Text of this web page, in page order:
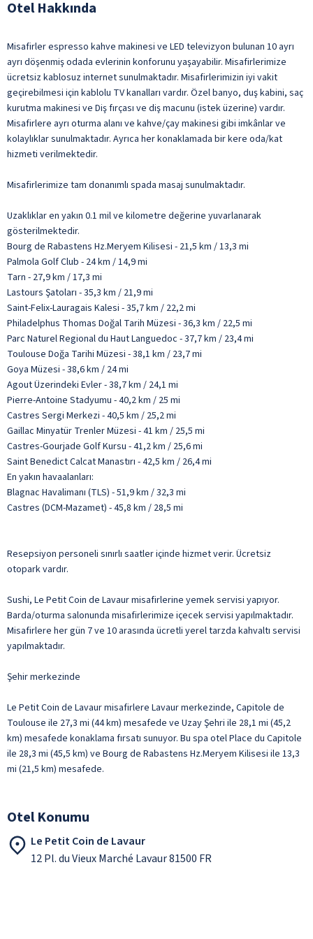
Otel Hakkında
Misafirler espresso kahve makinesi ve LED televizyon bulunan 10 ayrı
ayrı döşenmiş odada evlerinin konforunu yaşayabilir. Misafirlerimize
ücretsiz kablosuz internet sunulmaktadır. Misafirlerimizin iyi vakit
geçirebilmesi için kablolu TV kanalları vardır. Özel banyo, duş kabini, saç
kurutma makinesi ve Diş fırçası ve diş macunu (istek üzerine) vardır.
Misafirlere ayrı oturma alanı ve kahve/çay makinesi gibi imkânlar ve
kolaylıklar sunulmaktadır. Ayrıca her konaklamada bir kere oda/kat
hizmeti verilmektedir.
Misafirlerimize tam donanımlı spada masaj sunulmaktadır.
Uzaklıklar en yakın 0.1 mil ve kilometre değerine yuvarlanarak
gösterilmektedir.
Bourg de Rabastens Hz.Meryem Kilisesi - 21,5 km / 13,3 mi
Palmola Golf Club - 24 km / 14,9 mi
Tarn - 27,9 km / 17,3 mi
Lastours Şatoları - 35,3 km / 21,9 mi
Saint-Felix-Lauragais Kalesi - 35,7 km / 22,2 mi
Philadelphus Thomas Doğal Tarih Müzesi - 36,3 km / 22,5 mi
Parc Naturel Regional du Haut Languedoc - 37,7 km / 23,4 mi
Toulouse Doğa Tarihi Müzesi - 38,1 km / 23,7 mi
Goya Müzesi - 38,6 km / 24 mi
Agout Üzerindeki Evler - 38,7 km / 24,1 mi
Pierre-Antoine Stadyumu - 40,2 km / 25 mi
Castres Sergi Merkezi - 40,5 km / 25,2 mi
Gaillac Minyatür Trenler Müzesi - 41 km / 25,5 mi
Castres-Gourjade Golf Kursu - 41,2 km / 25,6 mi
Saint Benedict Calcat Manastırı - 42,5 km / 26,4 mi
En yakın havaalanları:
Blagnac Havalimanı (TLS) - 51,9 km / 32,3 mi
Castres (DCM-Mazamet) - 45,8 km / 28,5 mi
Resepsiyon personeli sınırlı saatler içinde hizmet verir. Ücretsiz
otopark vardır.
Sushi, Le Petit Coin de Lavaur misafirlerine yemek servisi yapıyor.
Barda/oturma salonunda misafirlerimize içecek servisi yapılmaktadır.
Misafirlere her gün 7 ve 10 arasında ücretli yerel tarzda kahvaltı servisi
yapılmaktadır.
Şehir merkezinde
Le Petit Coin de Lavaur misafirlere Lavaur merkezinde, Capitole de
Toulouse ile 27,3 mi (44 km) mesafede ve Uzay Şehri ile 28,1 mi (45,2
km) mesafede konaklama fırsatı sunuyor. Bu spa otel Place du Capitole
ile 28,3 mi (45,5 km) ve Bourg de Rabastens Hz.Meryem Kilisesi ile 13,3
mi (21,5 km) mesafede.
Otel Konumu
Le Petit Coin de Lavaur
12 Pl. du Vieux Marché Lavaur 81500 FR